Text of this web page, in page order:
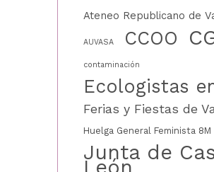
Ateneo Republicano de
AUVASA CCOO
contaminación
Ecologistas
Ferias y Fiestas de
Huelga General Feminista 8M
Junta de
León